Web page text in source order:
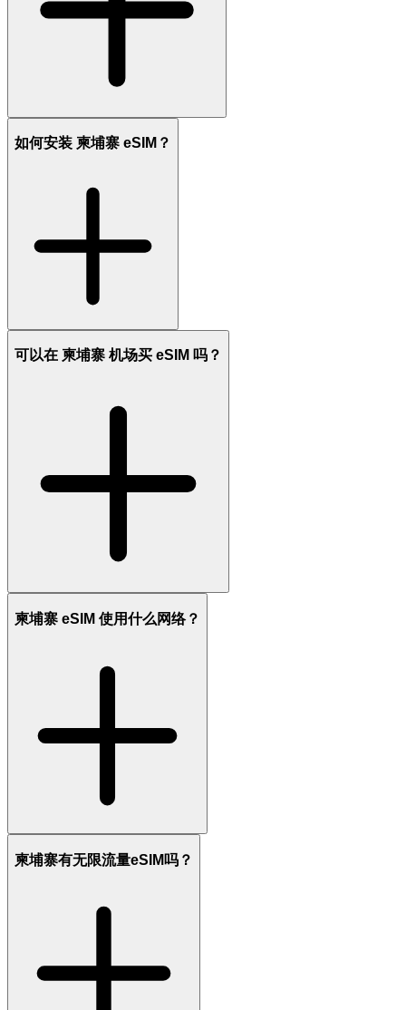
如何安装 柬埔寨 eSIM？
可以在 柬埔寨 机场买 eSIM 吗？
柬埔寨 eSIM 使用什么网络？
柬埔寨有无限流量eSIM吗？